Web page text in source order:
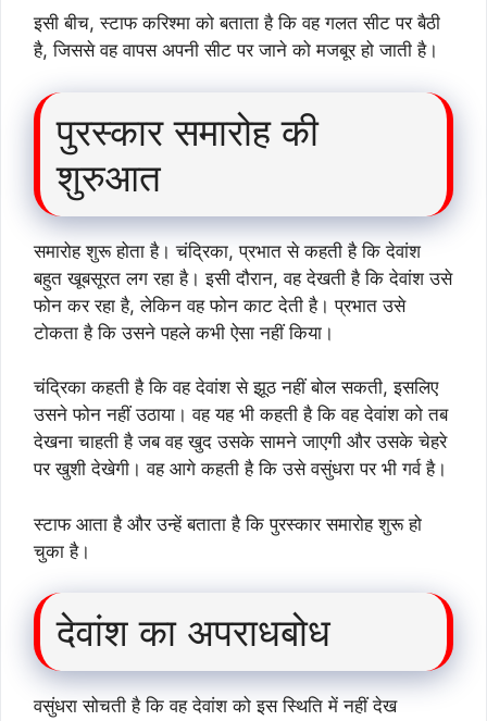
इसी बीच, स्टाफ करिश्मा को बताता है कि वह गलत सीट पर बैठी
है, जिससे वह वापस अपनी सीट पर जाने को मजबूर हो जाती है।
पुरस्कार समारोह की
शुरुआत
समारोह शुरू होता है। चंद्रिका, प्रभात से कहती है कि देवांश
बहुत खूबसूरत लग रहा है। इसी दौरान, वह देखती है कि देवांश उसे
फोन कर रहा है, लेकिन वह फोन काट देती है। प्रभात उसे
टोकता है कि उसने पहले कभी ऐसा नहीं किया।
चंद्रिका कहती है कि वह देवांश से झूठ नहीं बोल सकती, इसलिए
उसने फोन नहीं उठाया। वह यह भी कहती है कि वह देवांश को तब
देखना चाहती है जब वह खुद उसके सामने जाएगी और उसके चेहरे
पर खुशी देखेगी। वह आगे कहती है कि उसे वसुंधरा पर भी गर्व है।
स्टाफ आता है और उन्हें बताता है कि पुरस्कार समारोह शुरू हो
चुका है।
देवांश का अपराधबोध
वसुंधरा सोचती है कि वह देवांश को इस स्थिति में नहीं देख